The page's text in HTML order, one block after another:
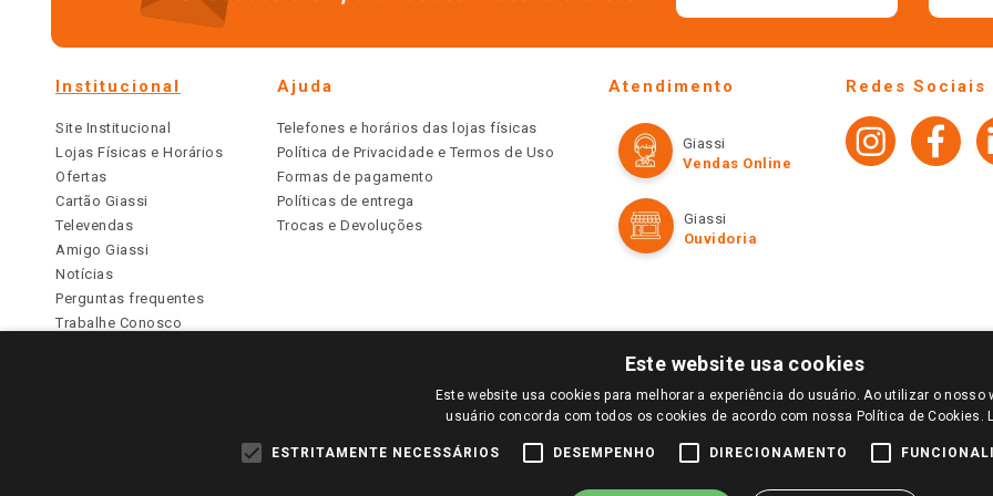
Institucional
Site Institucional
Lojas Físicas e Horários
Ofertas
Cartão Giassi
Televendas
Amigo Giassi
Notícias
Perguntas frequentes
Trabalhe Conosco
Ajuda
Telefones e horários das lojas físicas
Política de Privacidade e Termos de Uso
Formas de pagamento
Políticas de entrega
Trocas e Devoluções
Atendimento
Giassi
Vendas Online
Giassi
Ouvidoria
Redes Sociais
PARA VER OS PREÇOS DA SUA REGIÃO, FAÇA LOGIN E SELECIONE A LOJA DE SUA PREFERÊNCIA. SOMENTE APÓS O LOGIN, OS PREÇOS
TODOS OS PREÇOS E CONDIÇÕES COMERCIAIS DESTE SITE SÃO VÁLIDOS APENAS PARA COMPRAS REALIZADAS NO GIASSI.COM.BR E NA LOJA
DE BUSCAS.
Este website usa cookies
Este website usa cookies para melhorar a experiência do usuário. Ao utilizar o nosso
usuário concorda com todos os cookies de acordo com nossa Política de Cookies.
ESTRITAMENTE NECESSÁRIOS DESEMPENHO DIRECIONAMENTO